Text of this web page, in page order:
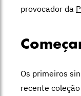
provocador da
Os primeiros
recente